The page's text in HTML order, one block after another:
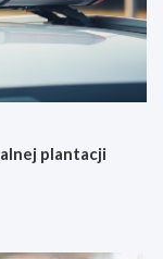
plantacji